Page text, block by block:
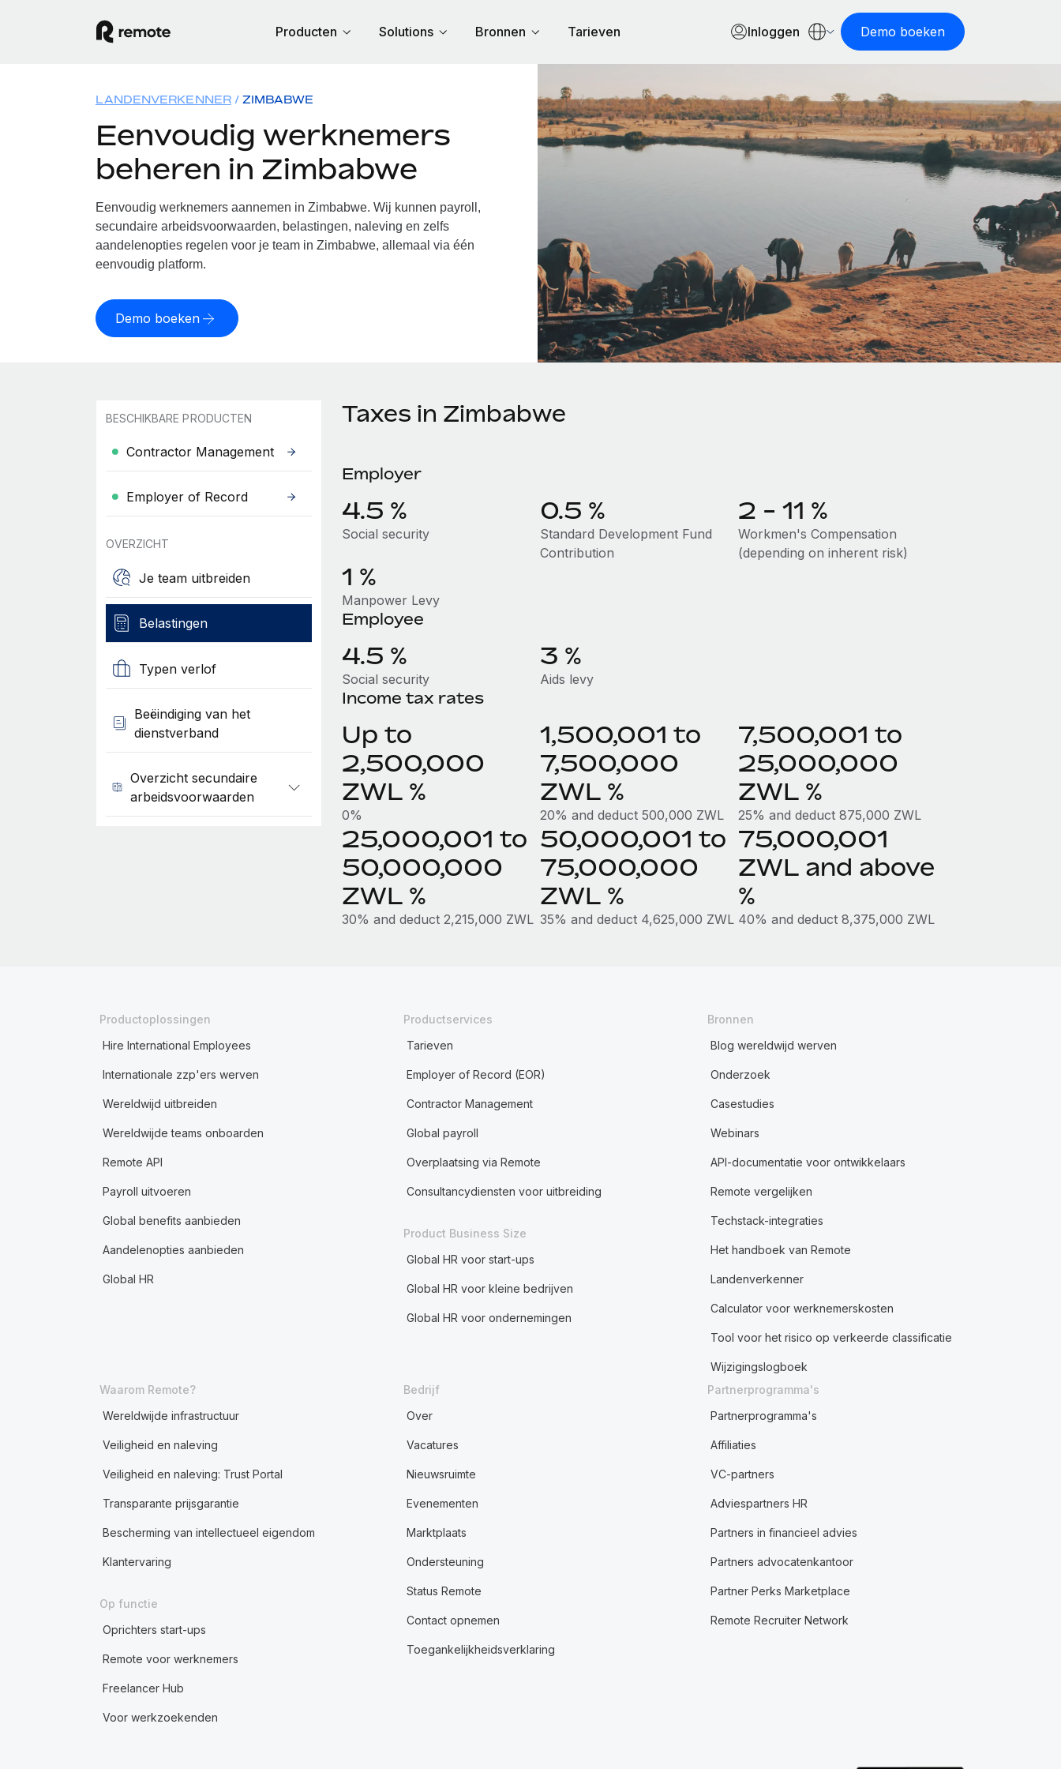
Producten Solutions Bronnen Tarieven Inloggen Demo boeken
LANDENVERKENNER ZIMBABWE
Eenvoudig werknemers
beheren in Zimbabwe
Eenvoudig werknemers aannemen in Zimbabwe. Wij kunnen payroll,
secundaire arbeidsvoorwaarden, belastingen, naleving en zelfs
aandelenopties regelen voor je team in Zimbabwe, allemaal via één
eenvoudig platform.
Demo boeken
BESCHIKBARE PRODUCTEN
Contractor Management
Employer of Record
OVERZICHT
Je team uitbreiden
Belastingen
Typen verlof
Beëindiging van het
dienstverband
Overzicht secundaire
arbeidsvoorwaarden
Taxes in Zimbabwe
Employer
4.5 %
Social security
0.5 %
Standard Development Fund
Contribution
2 - 11 %
Workmen's Compensation
(depending on inherent risk)
1 %
Manpower Levy
Employee
4.5 %
Social security
3 %
Aids levy
Income tax rates
Up to
2,500,000
ZWL %
0%
1,500,001 to
7,500,000
ZWL %
20% and deduct 500,000 ZWL
7,500,001 to
25,000,000
ZWL %
25% and deduct 875,000 ZWL
25,000,001 to
50,000,000
ZWL %
30% and deduct 2,215,000 ZWL
50,000,001 to
75,000,000
ZWL %
35% and deduct 4,625,000 ZWL
75,000,001
ZWL and above
%
40% and deduct 8,375,000 ZWL
Productoplossingen
Hire International Employees
Internationale zzp'ers werven
Wereldwijd uitbreiden
Wereldwijde teams onboarden
Remote API
Payroll uitvoeren
Global benefits aanbieden
Aandelenopties aanbieden
Global HR
Productservices
Tarieven
Employer of Record (EOR)
Contractor Management
Global payroll
Overplaatsing via Remote
Consultancydiensten voor uitbreiding
Product Business Size
Global HR voor start-ups
Global HR voor kleine bedrijven
Global HR voor ondernemingen
Bronnen
Blog wereldwijd werven
Onderzoek
Casestudies
Webinars
API-documentatie voor ontwikkelaars
Remote vergelijken
Techstack-integraties
Het handboek van Remote
Landenverkenner
Calculator voor werknemerskosten
Tool voor het risico op verkeerde classificatie
Wijzigingslogboek
Waarom Remote?
Wereldwijde infrastructuur
Veiligheid en naleving
Veiligheid en naleving: Trust Portal
Transparante prijsgarantie
Bescherming van intellectueel eigendom
Klantervaring
Op functie
Oprichters start-ups
Remote voor werknemers
Freelancer Hub
Voor werkzoekenden
Bedrijf
Over
Vacatures
Nieuwsruimte
Evenementen
Marktplaats
Ondersteuning
Status Remote
Contact opnemen
Toegankelijkheidsverklaring
Partnerprogramma's
Partnerprogramma's
Affiliaties
VC-partners
Adviespartners HR
Partners in financieel advies
Partners advocatenkantoor
Partner Perks Marketplace
Remote Recruiter Network